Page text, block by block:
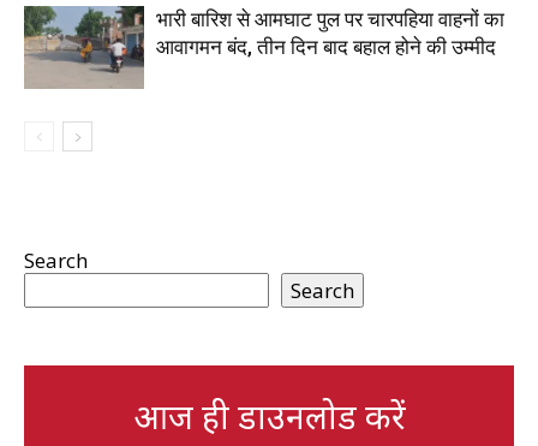
भारी बारिश से आमघाट पुल पर चारपहिया वाहनों का
आवागमन बंद, तीन दिन बाद बहाल होने की उम्मीद
Search
Search
आज ही डाउनलोड करें